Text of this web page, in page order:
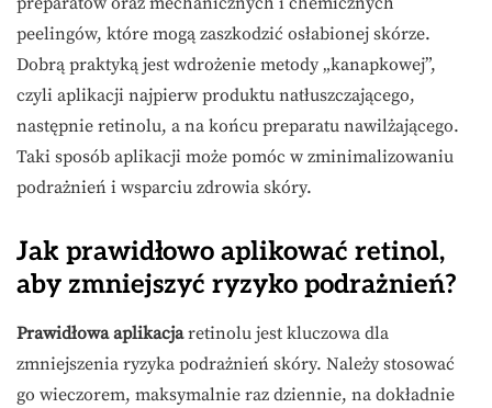
peelingów, które mogą zaszkodzić osłabionej skórze.
Dobrą praktyką jest wdrożenie metody „kanapkowej”,
czyli aplikacji najpierw produktu natłuszczającego,
następnie retinolu, a na końcu preparatu nawilżającego.
Taki sposób aplikacji może pomóc w zminimalizowaniu
podrażnień i wsparciu zdrowia skóry.
Jak prawidłowo aplikować retinol,
aby zmniejszyć ryzyko podrażnień?
Prawidłowa aplikacjaretinolu jest kluczowa dla
zmniejszenia ryzyka podrażnień skóry. Należy stosować
go wieczorem, maksymalnie raz dziennie, na dokładnie